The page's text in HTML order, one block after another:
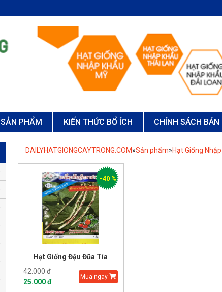
SẢN PHẨM KIẾN THỨC BỔ ÍCH CHÍNH SÁCH BÁN
DAILYHATGIONGCAYTRONG.COM»Sản phẩm»Hạt Giống
Hạt Giống Đậu Đũa Tía
42.000 đ
25.000 đ
Mua ngay
-40 %